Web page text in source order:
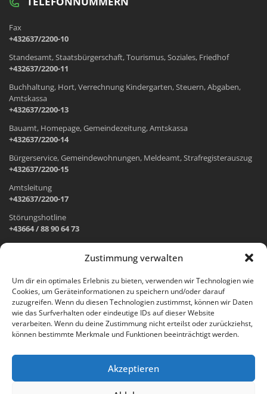
Zustimmung verwalten
Um dir ein optimales Erlebnis zu bieten, verwenden wir Technologien wie
Cookies, um Geräteinformationen zu speichern und/oder darauf
zuzugreifen. Wenn du diesen Technologien zustimmst, können wir Daten
wie das Surfverhalten oder eindeutige IDs auf dieser Website
verarbeiten. Wenn du deine Zustimmung nicht erteilst oder zurückziehst,
können bestimmte Merkmale und Funktionen beeinträchtigt werden.
Akzeptieren
Fax
+432637/2200-10
Standesamt, Staatsbürgerschaft, Tourismus, Soziales, Friedhof
+432637/2200-11
Buchhaltung, Hort, Verrechnung Kindergarten, Steuern, Abgaben,
Amtskassa
+432637/2200-13
Bauamt, Homepage, Gemeindezeitung, Amtskassa
+432637/2200-14
Bürgerservice, Gemeindewohnungen, Meldeamt, Strafregisterauszug
+432637/2200-15
Amtsleitung
+432637/2200-17
Störungshotline
+43664 / 88 90 64 73
Wr. Neustädter Straße 1
2733 Grünbach am Schneeberg
Öffnungszeiten Gemeindeamt:
Montag: 8.00 – 12.00 Uhr und 14.00 – 18.00 Uhr
Freitag: 8.00 – 12.00 Uhr
Email: